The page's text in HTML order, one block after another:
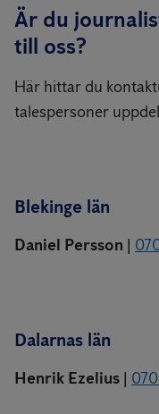
Är du
till oss?
Här hittar du
talespersoner
Blekinge län
Daniel Persson |
Dalarnas län
Henrik Ezelius | 070